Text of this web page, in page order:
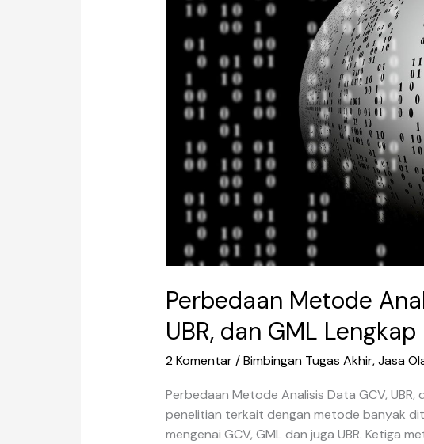
Perbedaan Metode
UBR, dan GML Lengkap
2 Komentar /Bimbingan Tugas Akhir,Jasa
Perbedaan Metode Analisis Data GCV,
penelitian terkait dengan metode banyak
mengenai GCV, GML dan juga UBR. Ketiga
Data
UBR,
GML
Lengkap